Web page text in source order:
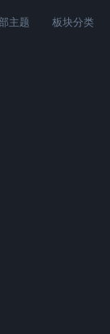
主题 板块分类